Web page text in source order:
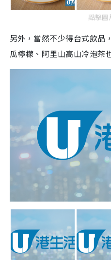
點擊圖
另外，當然不少得台式飲品
瓜檸檬、阿里山高山冷泡茶